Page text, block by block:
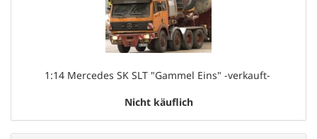
1:14 Mercedes SK SLT "Gammel Eins" -verkauft- ​​
Nicht käuflich